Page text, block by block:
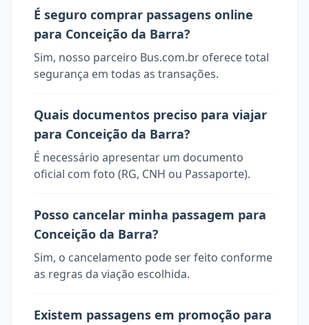
É seguro comprar passagens online
para Conceição da Barra?
Sim, nosso parceiro Bus.com.br oferece total
segurança em todas as transações.
Quais documentos preciso para viajar
para Conceição da Barra?
É necessário apresentar um documento
oficial com foto (RG, CNH ou Passaporte).
Posso cancelar minha passagem para
Conceição da Barra?
Sim, o cancelamento pode ser feito conforme
as regras da viação escolhida.
Existem passagens em promoção para